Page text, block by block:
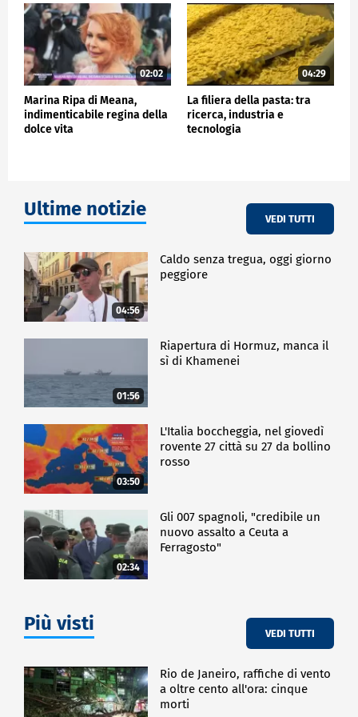
CRONACA
02:02
Marina Ripa di Meana,
indimenticabile regina della
dolce vita
04:29
La filiera della pasta: tra
ricerca, industria e
tecnologia
Ultime notizie VEDI TUTTI
04:56
Caldo senza tregua, oggi giorno
peggiore
01:56
Riapertura di Hormuz, manca il
sì di Khamenei
03:50
L'Italia boccheggia, nel giovedì
rovente 27 città su 27 da bollino
rosso
02:34
Gli 007 spagnoli, "credibile un
nuovo assalto a Ceuta a
Ferragosto"
Più visti VEDI TUTTI
Rio de Janeiro, raffiche di vento
a oltre cento all'ora: cinque
morti